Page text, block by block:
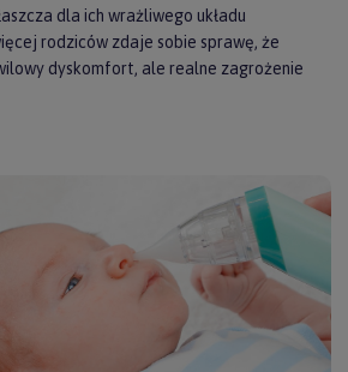
dla ich wrażliwego układu
rodziców zdaje sobie sprawę, że
dyskomfort, ale realne zagrożenie
być postrzegane jako zbędny